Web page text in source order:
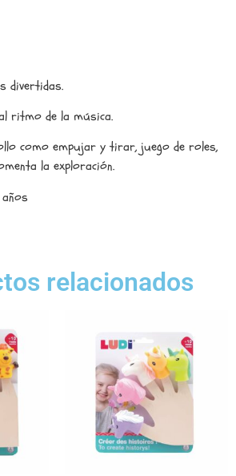
divertidas.
ritmo de la música.
como empujar y tirar, juego de roles,
la exploración.
años
relacionados